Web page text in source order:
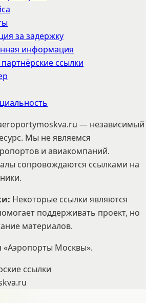
за задержку
информация
ссылки
— независимый
Мы не являемся
и авиакомпаний.
сопровождаются ссылками на
: Некоторые ссылки являются
поддерживать проект, но
материалов.
«Аэропорты Москвы».
ссылки